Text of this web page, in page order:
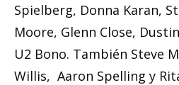
Spielberg, Donna Karan,
Moore, Glenn Close,
U2 Bono. También Steve
Willis, Aaron Spelling y